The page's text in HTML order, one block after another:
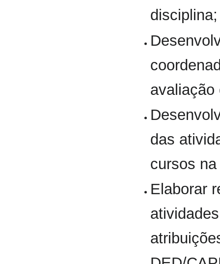
disciplina;
avaliação
das
cursos
Elaborar